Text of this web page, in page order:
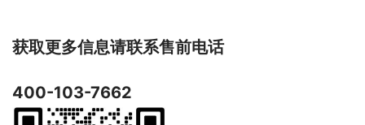
获取更多信息请联系售前电话
400-103-7662